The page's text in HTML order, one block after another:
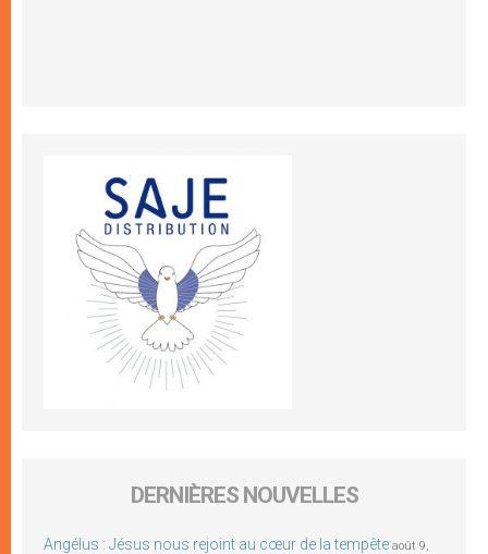
DERNIÈRES NOUVELLES
Angélus : Jésus nous rejoint au cœur de la tempête août 9,